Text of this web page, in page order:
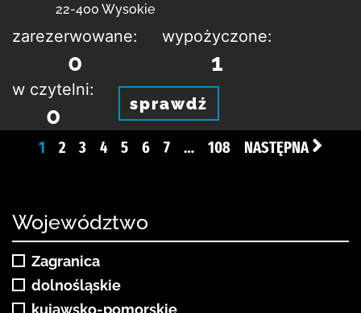
22-400 Wysokie
zarezerwowane:
0
wypożyczone:
1
w czytelni:
0 sprawdź
1 2 3 4 5 6 7 … 108 NASTĘPNA
Województwo
Zagranica
dolnośląskie
kujawsko-pomorskie